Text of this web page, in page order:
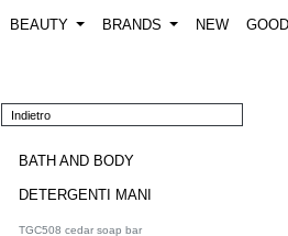
BEAUTY BRANDS NEW
Indietro
BATH AND BODY
DETERGENTI MANI
TGC508 cedar soap bar